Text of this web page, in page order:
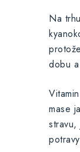
Na
dobu
mase